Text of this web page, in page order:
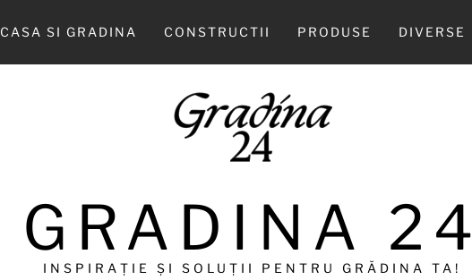
CASA SI GRADINA CONSTRUCTII PRODUSE DIVERSE
GRADINA 24
INSPIRAȚIE ȘI SOLUȚII PENTRU GRĂDINA TA!